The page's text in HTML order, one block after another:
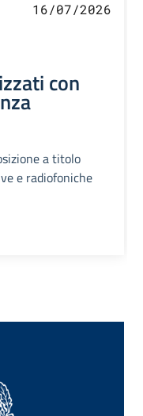
16/07/2026
con
a titolo
e radiofoniche